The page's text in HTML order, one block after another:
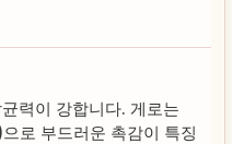
력이 강합니다. 게로는
로 부드러운 촉감이 특징